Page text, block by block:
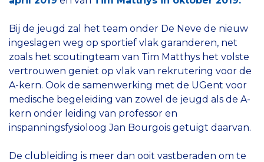
Bij de jeugd zal het team onder De Neve de nieuw
ingeslagen weg op sportief vlak garanderen, net
zoals het scoutingteam van Tim Matthys het volste
vertrouwen geniet op vlak van rekrutering voor de
A-kern. Ook de samenwerking met de UGent voor
medische begeleiding van zowel de jeugd als de A-
kern onder leiding van professor en
inspanningsfysioloog Jan Bourgois getuigt daarvan.
De clubleiding is meer dan ooit vastberaden om te